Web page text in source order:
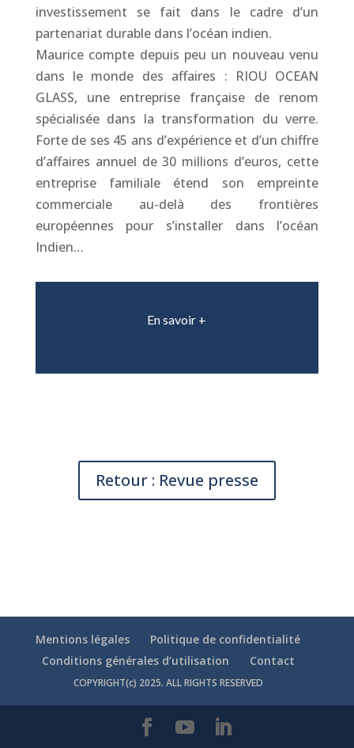
investissement se fait dans le cadre d’un
partenariat durable dans l’océan indien.
Maurice compte depuis peu un nouveau venu
dans le monde des affaires : RIOU OCEAN
GLASS, une entreprise française de renom
spécialisée dans la transformation du verre.
Forte de ses 45 ans d’expérience et d’un chiffre
d’affaires annuel de 30 millions d’euros, cette
entreprise familiale étend son empreinte
commerciale au-delà des frontières
européennes pour s’installer dans l’océan
Indien…
En savoir +
Retour : Revue presse
Mentions légales
Politique de confidentialité
Conditions générales d’utilisation
Contact
COPYRIGHT(c) 2025. ALL RIGHTS RESERVED